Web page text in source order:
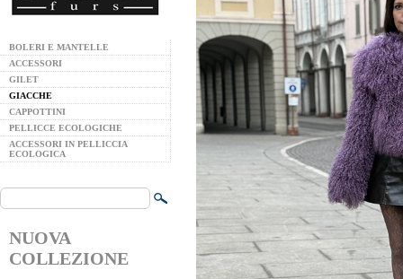
BOLERI E MANTELLE
ACCESSORI
GILET
GIACCHE
CAPPOTTINI
PELLICCE ECOLOGICHE
ACCESSORI IN PELLICCIA
ECOLOGICA
NUOVA
COLLEZIONE